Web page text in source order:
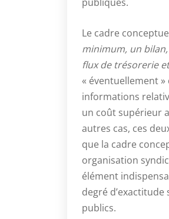
Le cadre
minimum, un
flux de trésorerie
« éventuellement
informations
un coût supérieur
autres cas, ces
que la cadre
organisation
élément
degré
publics.